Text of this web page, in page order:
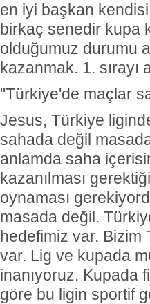
en iyi başkan
birkaç senedir kupa
olduğumuz durumu
kazanmak. 1. sırayı
"Türkiye'de maçlar
Jesus, Türkiye
sahada değil
anlamda saha
kazanılması
oynaması
masada değil.
hedefimiz var. Bizim
var. Lig ve kupada
inanıyoruz. Kupada
göre bu ligin sportif